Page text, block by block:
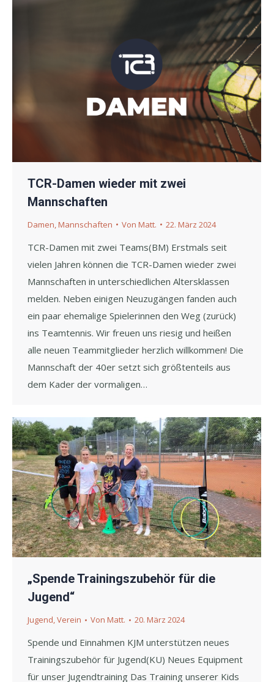
TCR-Damen wieder mit zwei
Mannschaften
Damen,Mannschaften Von Matt. 22. März 2024
TCR-Damen mit zwei Teams(BM) Erstmals seit
vielen Jahren können die TCR-Damen wieder zwei
Mannschaften in unterschiedlichen Altersklassen
melden. Neben einigen Neuzugängen fanden auch
ein paar ehemalige Spielerinnen den Weg (zurück)
ins Teamtennis. Wir freuen uns riesig und heißen
alle neuen Teammitglieder herzlich willkommen! Die
Mannschaft der 40er setzt sich größtenteils aus
dem Kader der vormaligen…
„Spende Trainingszubehör für die
Jugend“
Jugend,Verein Von Matt. 20. März 2024
Spende und Einnahmen KJM unterstützen neues
Trainingszubehör für Jugend(KU) Neues Equipment
für unser Jugendtraining Das Training unserer Kids